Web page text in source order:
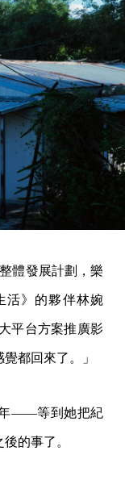
體發展計劃，樂
活》的夥伴林婉
平台方案推廣影
都回來了。」
年——等到她把紀
的事了。